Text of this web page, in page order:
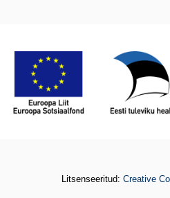
Litsenseeritud: Creative